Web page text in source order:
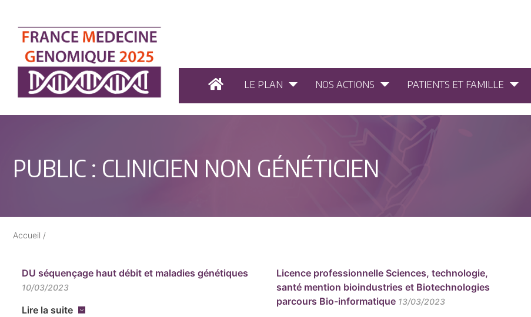
LE PLAN NOS ACTIONS PATIENTS ET FAMILLE
PUBLIC : CLINICIEN NON GÉNÉTICIEN
Accueil /
DU séquençage haut débit et maladies génétiques
10/03/2023
Lire la suite
Licence professionnelle Sciences, technologie,
santé mention bioindustries et Biotechnologies
parcours Bio-informatique 13/03/2023